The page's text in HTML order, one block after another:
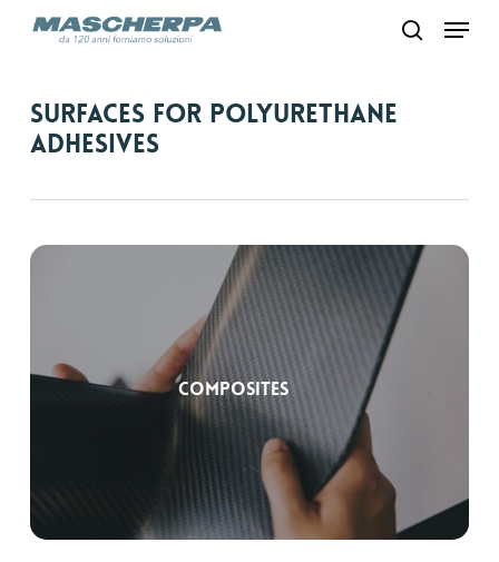
Menu
Surfaces for Polyurethane
Adhesives
Composites